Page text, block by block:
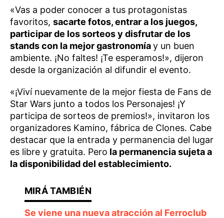
«Vas a poder conocer a tus protagonistas
favoritos, sacarte fotos, entrar a los juegos,
participar de los sorteos y disfrutar de los
stands con la mejor gastronomíay un buen
ambiente. ¡No faltes! ¡Te esperamos!», dijeron
desde la organización al difundir el evento.
«¡Viví nuevamente de la mejor fiesta de Fans de
Star Wars junto a todos los Personajes! ¡Y
participa de sorteos de premios!», invitaron los
organizadores Kamino, fábrica de Clones. Cabe
destacar que la entrada y permanencia del lugar
es libre y gratuita. Pero la permanencia sujeta a
la disponibilidad del establecimiento.
Se viene una nueva atracción al Ferroclub